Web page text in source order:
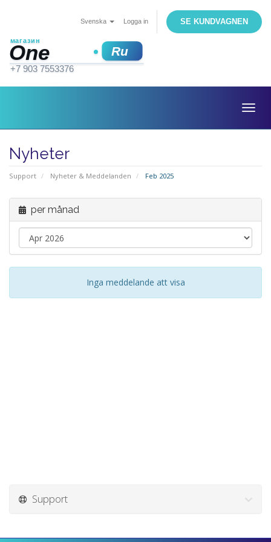
Svenska Logga in SE KUNDVAGNEN
Nyheter
Support Nyheter & Meddelanden Feb 2025
per månad
Inga meddelande att visa
Support